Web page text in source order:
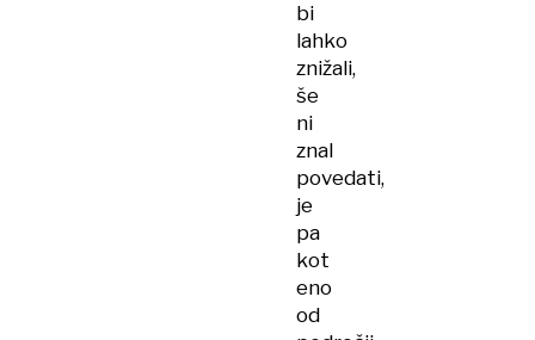
bi
lahko
znižali,
še
ni
znal
povedati,
je
pa
kot
eno
od